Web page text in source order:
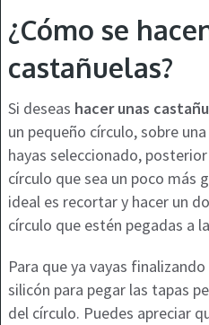
¿Cómo se
castañuelas?
Si deseas hacer unas
un pequeño círculo, sobre
hayas seleccionado,
círculo que sea un poco más
ideal es recortar y hacer un
círculo que estén pegadas a
Para que ya vayas
silicón para pegar las tapas
del círculo. Puedes apreciar